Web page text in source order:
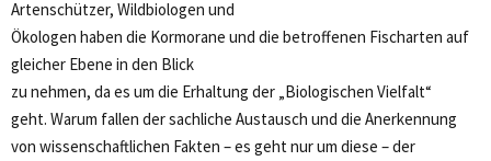
Artenschützer, Wildbiologen und
Ökologen haben die Kormorane und die betroffenen Fischarten auf
gleicher Ebene in den Blick
zu nehmen, da es um die Erhaltung der „Biologischen Vielfalt“
geht. Warum fallen der sachliche Austausch und die Anerkennung
von wissenschaftlichen Fakten – es geht nur um diese – der